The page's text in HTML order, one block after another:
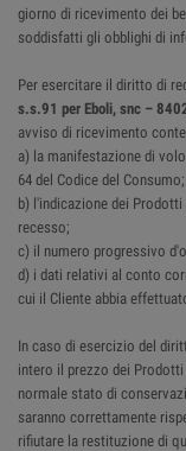
giorno di ricevimento dei
soddisfatti gli obblighi di
Per esercitare il diritto di
s.s.91 per Eboli, snc –
avviso di ricevimento
a) la manifestazione di
64 del Codice del Consumo;
b) l'indicazione dei
recesso;
c) il numero progressivo
d) i dati relativi al conto
cui il Cliente abbia
In caso di esercizio del
intero il prezzo dei
normale stato di
saranno correttamente
rifiutare la restituzione di